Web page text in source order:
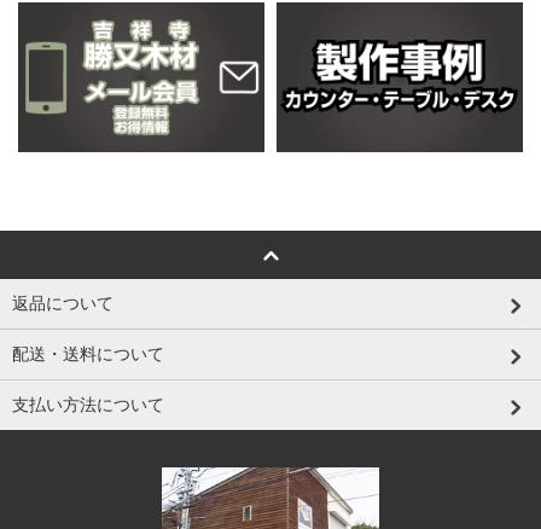
返品について
配送・送料について
支払い方法について